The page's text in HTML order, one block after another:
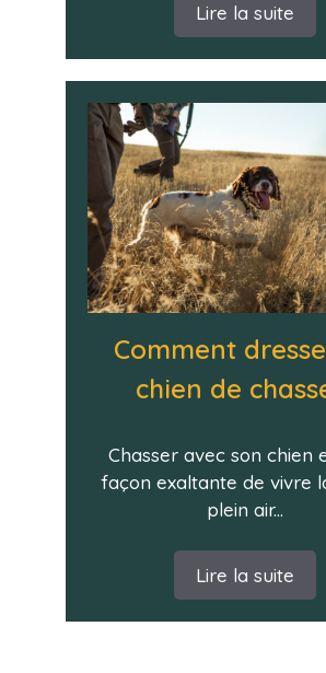
Lire la suite
Comment
chien de
Chasser avec son chien
façon exaltante de vivre
plein air...
Lire la suite